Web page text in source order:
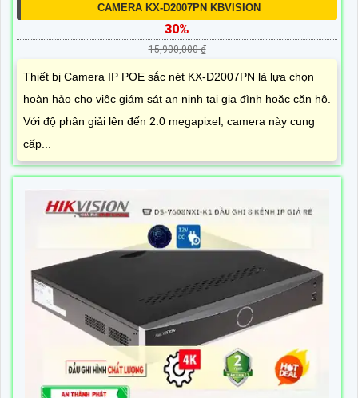
CAMERA KX-D2007PN KBVISION
30%
15,900,000 ₫
Thiết bị Camera IP POE sắc nét KX-D2007PN là lựa chọn
hoàn hảo cho việc giám sát an ninh tại gia đình hoặc căn hộ.
Với độ phân giải lên đến 2.0 megapixel, camera này cung
cấp...